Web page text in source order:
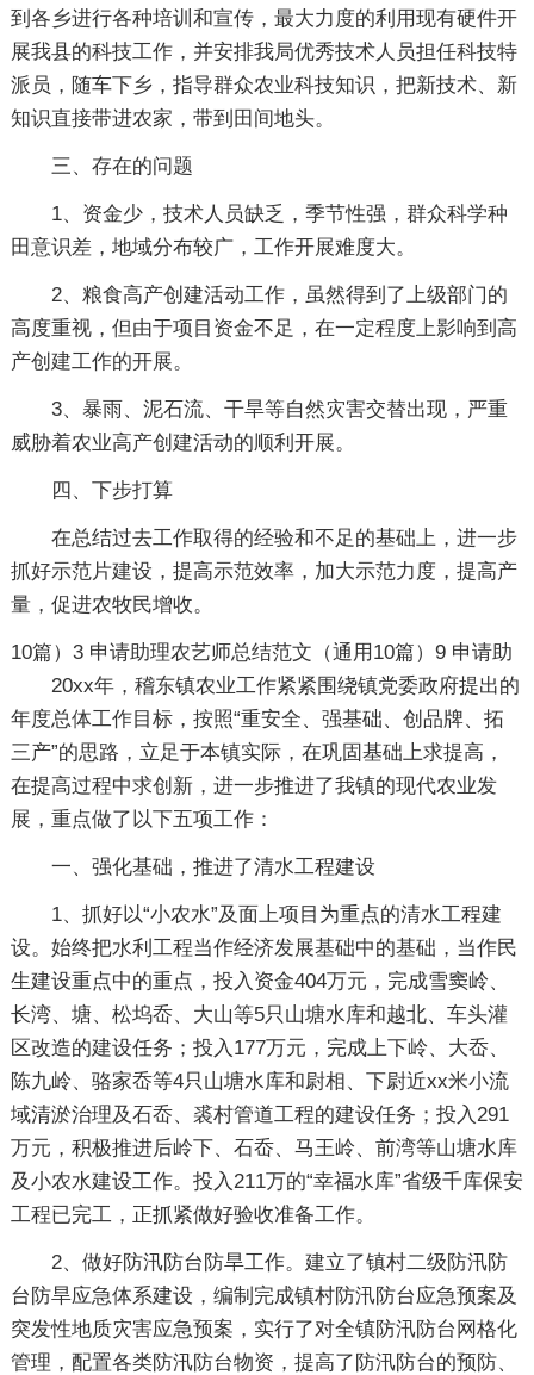
到各乡进行各种培训和宣传，最大力度的利用现有硬件开
展我县的科技工作，并安排我局优秀技术人员担任科技特
派员，随车下乡，指导群众农业科技知识，把新技术、新
知识直接带进农家，带到田间地头。
三、存在的问题
1、资金少，技术人员缺乏，季节性强，群众科学种
田意识差，地域分布较广，工作开展难度大。
2、粮食高产创建活动工作，虽然得到了上级部门的
高度重视，但由于项目资金不足，在一定程度上影响到高
产创建工作的开展。
3、暴雨、泥石流、干旱等自然灾害交替出现，严重
威胁着农业高产创建活动的顺利开展。
四、下步打算
在总结过去工作取得的经验和不足的基础上，进一步
抓好示范片建设，提高示范效率，加大示范力度，提高产
量，促进农牧民增收。
10篇）3
20xx年，稽东镇农业工作紧紧围绕镇党委政府提出的
年度总体工作目标，按照“重安全、强基础、创品牌、拓
三产”的思路，立足于本镇实际，在巩固基础上求提高，
在提高过程中求创新，进一步推进了我镇的现代农业发
展，重点做了以下五项工作：
一、强化基础，推进了清水工程建设
1、抓好以“小农水”及面上项目为重点的清水工程建
设。始终把水利工程当作经济发展基础中的基础，当作民
生建设重点中的重点，投入资金404万元，完成雪窦岭、
长湾、塘、松坞岙、大山等5只山塘水库和越北、车头灌
区改造的建设任务；投入177万元，完成上下岭、大岙、
陈九岭、骆家岙等4只山塘水库和尉相、下尉近xx米小流
域清淤治理及石岙、裘村管道工程的建设任务；投入291
万元，积极推进后岭下、石岙、马王岭、前湾等山塘水库
及小农水建设工作。投入211万的“幸福水库”省级千库保安
工程已完工，正抓紧做好验收准备工作。
2、做好防汛防台防旱工作。建立了镇村二级防汛防
台防旱应急体系建设，编制完成镇村防汛防台应急预案及
突发性地质灾害应急预案，实行了对全镇防汛防台网格化
管理，配置各类防汛防台物资，提高了防汛防台的预防、
申请助理农艺师总结范文（通用10篇）9 申请助